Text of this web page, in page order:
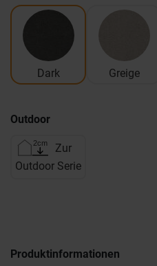
Dark Greige
Outdoor
Zur
Outdoor Serie
Produktinformationen